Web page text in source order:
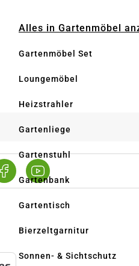
Alles in Gartenmöbel
Gartenmöbel Set
Loungemöbel
Heizstrahler
Gartenliege
Gartenstuhl
Gartenbank
Gartentisch
Bierzeltgarnitur
Sonnen- & Sichtschutz